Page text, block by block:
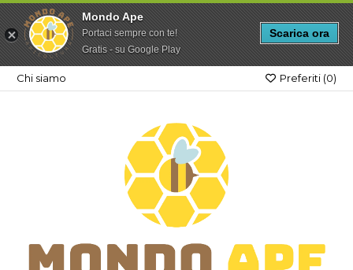
Mondo Ape
Portaci sempre con te!
Gratis - su Google Play
Scarica ora
Chi siamo Preferiti (0)